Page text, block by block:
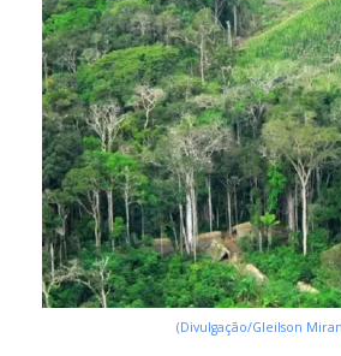
(Divulgação/Gleilson